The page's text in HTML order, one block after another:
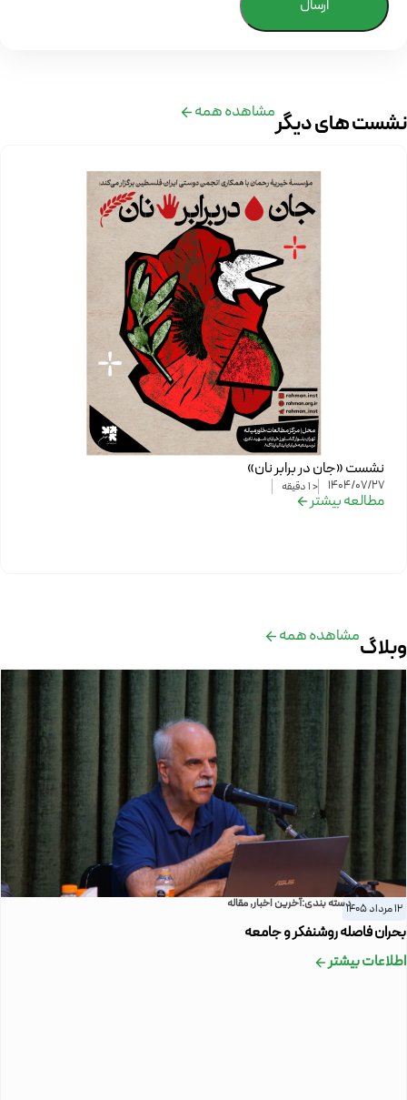
ارسال
نشست های دیگرمشاهده همه
نشست «جان در برابر نان»
1404/07/27
< 1 دقیقه
مطالعه بیشتر
وبلاگمشاهده همه
12 مرداد 1405 دسته بندی:آخرین اخبار,مقاله
بحران فاصله روشنفکر و جامعه
اطلاعات بیشتر